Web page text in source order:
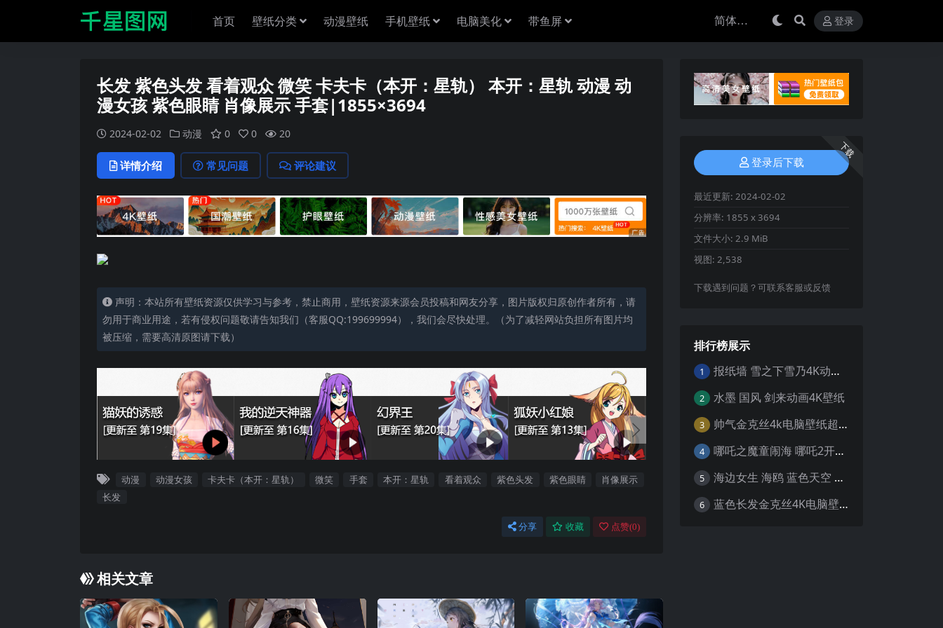
首页 壁纸分类 动漫壁纸 手机壁纸 电脑美化 带鱼屏 登录
长发 紫色头发 看着观众 微笑 卡夫卡（本开：星轨） 本开：星轨 动漫 动
漫女孩 紫色眼睛 肖像展示 手套|1855×3694
2024-02-02 动漫 0 0 20
详情介绍 常见问题 评论建议
声明：本站所有壁纸资源仅供学习与参考，禁止商用，壁纸资源来源会员投稿和网友分享，图片版权归原创作者所有，请
勿用于商业用途，若有侵权问题敬请告知我们（客服QQ:199699994），我们会尽快处理。（为了减轻网站负担所有图片均
被压缩，需要高清原图请下载）
动漫 动漫女孩 卡夫卡（本开：星轨） 微笑 手套 本开：星轨 看着观众 紫色头发 紫色眼睛
肖像展示
长发
分享 收藏 点赞(0)
相关文章
下载
登录后下载
最近更新: 2024-02-02
分辨率: 1855 x 3694
文件大小: 2.9 MiB
视图: 2,538
下载遇到问题？可联系客服或反馈
排行榜展示
1 报纸墙 雪之下雪乃4K动漫壁纸
2 水墨 国风 剑来动画4K壁纸
3 帅气金克丝4k电脑壁纸超清
4 哪吒之魔童闹海 哪吒2开场4K壁纸
5 海边女生 海鸥 蓝色天空 4K壁纸
6 蓝色长发金克丝4K电脑壁纸